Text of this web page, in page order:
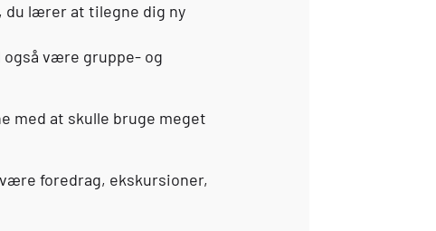
du lærer at tilegne dig ny
være gruppe- og
med at skulle bruge meget
foredrag, ekskursioner,